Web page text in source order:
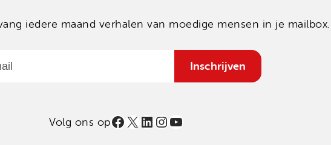
iedere maand verhalen van moedige mensen in je mailbox.
Inschrijven
Volg ons opFacebook
X LinkedIn
Instagram
YouTube